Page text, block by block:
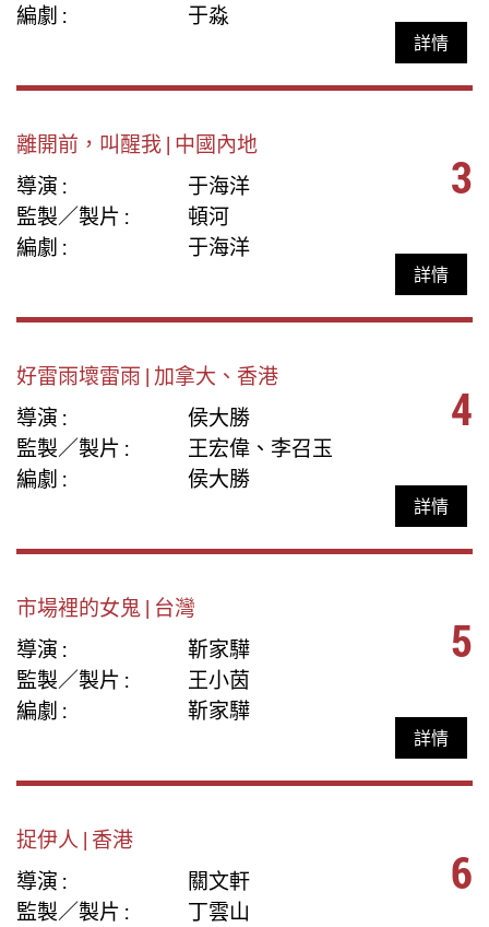
編劇 :
于淼
詳情
離開前，叫醒我 | 中國內地
導演 :
于海洋
監製／製片 :
頓河
編劇 :
于海洋
3
詳情
好雷雨壞雷雨 | 加拿大、香港
導演 :
侯大勝
監製／製片 :
王宏偉、李召玉
編劇 :
侯大勝
4
詳情
市場裡的女鬼 | 台灣
導演 :
靳家驊
監製／製片 :
王小茵
編劇 :
靳家驊
5
詳情
捉伊人 | 香港
導演 :
關文軒
監製／製片 :
丁雲山
6